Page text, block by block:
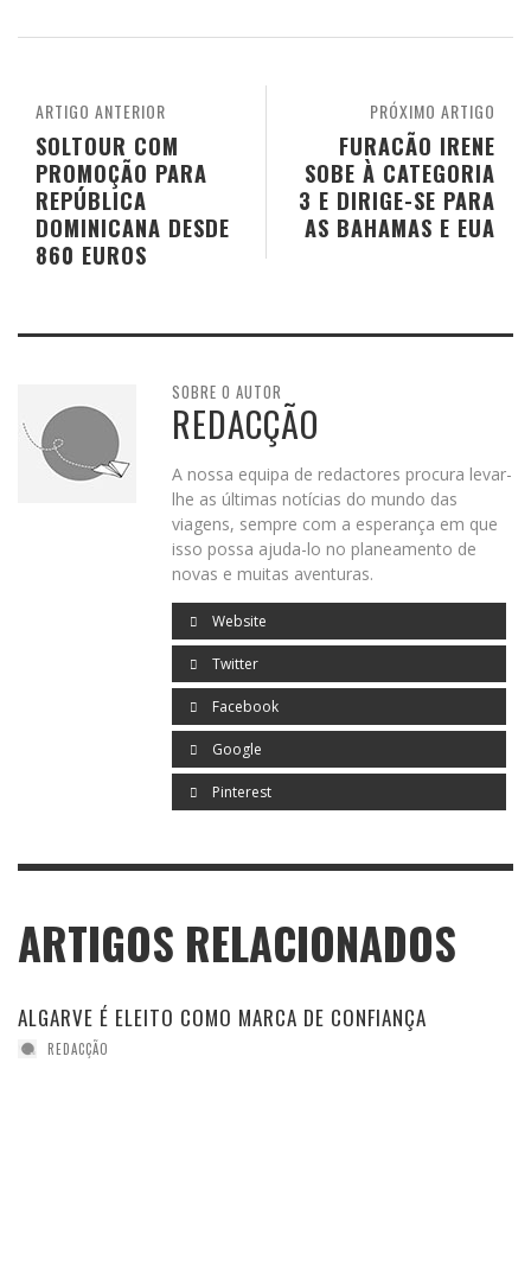
PRÓXIMO ARTIGO
FURACÃO IRENE
SOBE À CATEGORIA
3 E DIRIGE-SE PARA
AS BAHAMAS E EUA
ARTIGO ANTERIOR
SOLTOUR COM
PROMOÇÃO PARA
REPÚBLICA
DOMINICANA DESDE
860 EUROS
SOBRE O AUTOR
REDACÇÃO
A nossa equipa de redactores procura levar-
lhe as últimas notícias do mundo das
viagens, sempre com a esperança em que
isso possa ajuda-lo no planeamento de
novas e muitas aventuras.
Website
Twitter
Facebook
Google
Pinterest
ARTIGOS RELACIONADOS
ALGARVE É ELEITO COMO MARCA DE CONFIANÇA
REDACÇÃO